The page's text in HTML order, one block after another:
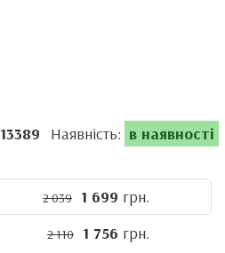
13389 Наявність: в наявності
2 039 1 699 грн.
2 110 1 756 грн.